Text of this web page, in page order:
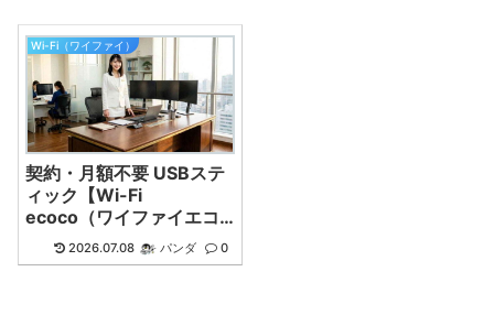
Wi-Fi（ワイファイ）
契約・月額不要 USBステ
ィック【Wi-Fi
ecoco（ワイファイエコ
コ）】2026.07.08 パンダ 0